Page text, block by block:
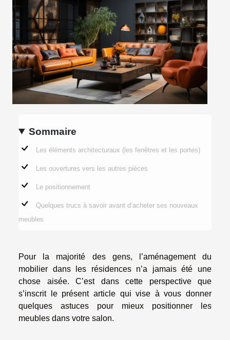
Sommaire
Les éléments architecturaux (les fenêtres et les portes)
Les ouvertures vers les autres pièces
Le positionnement
Quelques trucs à savoir avant d’acheter ses nouveaux
meubles
Pour la majorité des gens, l’aménagement du
mobilier dans les résidences n’a jamais été une
chose aisée. C’est dans cette perspective que
s’inscrit le présent article qui vise à vous donner
quelques astuces pour mieux positionner les
meubles dans votre salon.